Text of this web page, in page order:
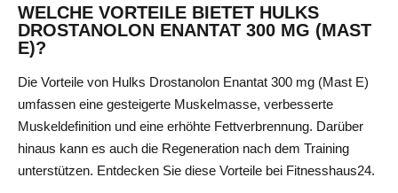
WELCHE VORTEILE BIETET HULKS
DROSTANOLON ENANTAT 300 MG (MAST
E)?
Die Vorteile von Hulks Drostanolon Enantat 300 mg (Mast E)
umfassen eine gesteigerte Muskelmasse, verbesserte
Muskeldefinition und eine erhöhte Fettverbrennung. Darüber
hinaus kann es auch die Regeneration nach dem Training
unterstützen. Entdecken Sie diese Vorteile bei Fitnesshaus24.